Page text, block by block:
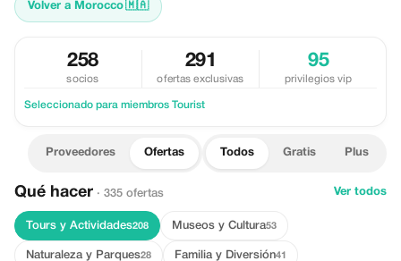
Volver a Morocco🇲🇦
258
socios
291
ofertas exclusivas
95
privilegios vip
Seleccionado para miembros Tourist
Proveedores Ofertas Todos Gratis Plus
Qué hacer · 335 ofertas Ver todos
Tours y Actividades208 Museos y Cultura53
Naturaleza y Parques28 Familia y Diversión41